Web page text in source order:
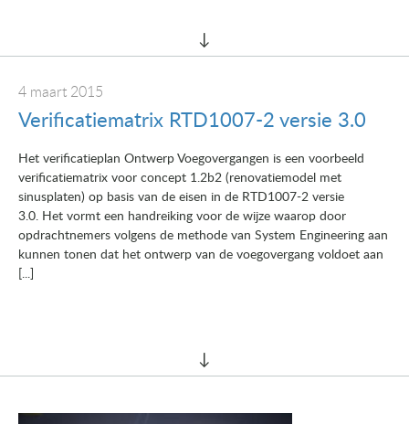
4 maart 2015
Verificatiematrix RTD1007-2 versie 3.0
Het verificatieplan Ontwerp Voegovergangen is een voorbeeld
verificatiematrix voor concept 1.2b2 (renovatiemodel met
sinusplaten) op basis van de eisen in de RTD1007-2 versie
3.0. Het vormt een handreiking voor de wijze waarop door
opdrachtnemers volgens de methode van System Engineering aan
kunnen tonen dat het ontwerp van de voegovergang voldoet aan
[...]